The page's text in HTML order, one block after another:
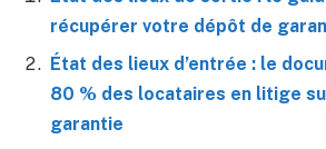
récupérer votre dépôt de
État des lieux d’entrée : le
80 % des locataires en litige
garantie